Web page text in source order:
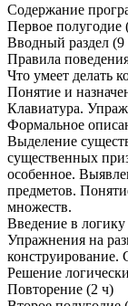
Содержание
Первое полугодие
Вводный раздел (9
Правила
Что умеет делать
Понятие и
Клавиатура.
Формальное
Выделение
существенных
особенное.
предметов.
множеств.
Введение в
Упражнения на
конструирование.
Решение
Повторение (2 ч)